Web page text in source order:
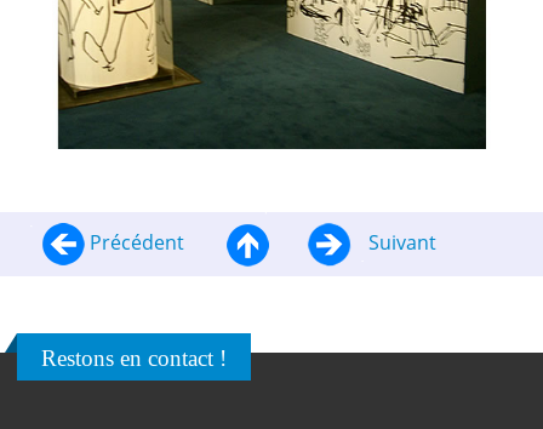
Précédent Suivant
Restons en contact !